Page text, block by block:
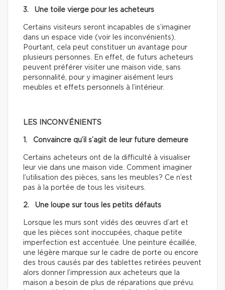
3. Une toile vierge pour les acheteurs
Certains visiteurs seront incapables de s’imaginer
dans un espace vide (voir les inconvénients).
Pourtant, cela peut constituer un avantage pour
plusieurs personnes. En effet, de futurs acheteurs
peuvent préférer visiter une maison vide, sans
personnalité, pour y imaginer aisément leurs
meubles et effets personnels à l’intérieur.
LES INCONVÉNIENTS
1. Convaincre qu’il s’agit de leur future demeure
Certains acheteurs ont de la difficulté à visualiser
leur vie dans une maison vide. Comment imaginer
l’utilisation des pièces, sans les meubles? Ce n’est
pas à la portée de tous les visiteurs.
2. Une loupe sur tous les petits défauts
Lorsque les murs sont vidés des œuvres d’art et
que les pièces sont inoccupées, chaque petite
imperfection est accentuée. Une peinture écaillée,
une légère marque sur le cadre de porte ou encore
des trous causés par des tablettes retirées peuvent
alors donner l’impression aux acheteurs que la
maison a besoin de plus de réparations que prévu.